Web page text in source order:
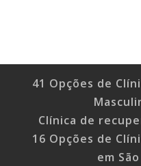
41 Opções de
Clínica de
16 Opções de
em